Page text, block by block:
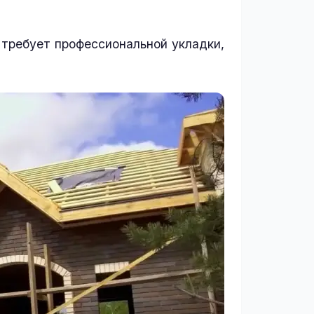
профессиональной укладки,